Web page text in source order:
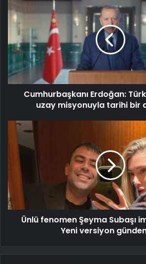
Cumhurbaşkanı Erdoğan:
uzay misyonuyla tarihi bir
Ünlü fenomen Şeyma Subaşı
Yeni versiyon